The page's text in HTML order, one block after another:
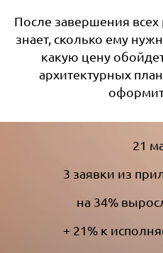
После завершения всех
знает, сколько ему
какую цену
архитектурных
21
3 заявки из
на 34%
+ 21% к